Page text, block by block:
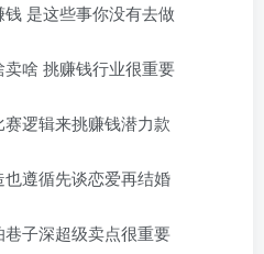
是这些事你没有去做
啥 挑赚钱行业很重要
逻辑来挑赚钱潜力款
遵循先谈恋爱再结婚
子深超级卖点很重要